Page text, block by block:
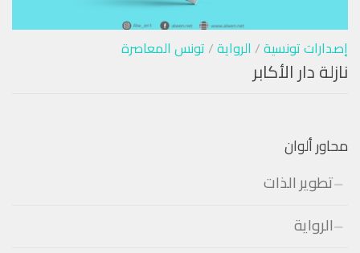
إصدارات تونسية/ الرواية/ تونس المعاصرة
نازلة دار الأكابر
محاور ألوان
تطوير الذات
الرواية